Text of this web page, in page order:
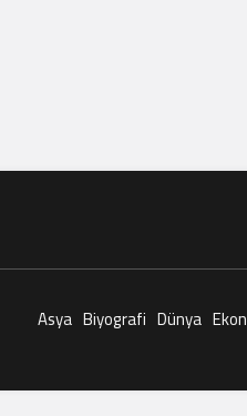
Asya Biyografi Dünya